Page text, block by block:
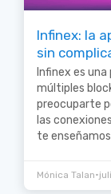
Infinex: la
sin
Infinex es
múltiples
preocuparte
las
te
Mónica Talan•